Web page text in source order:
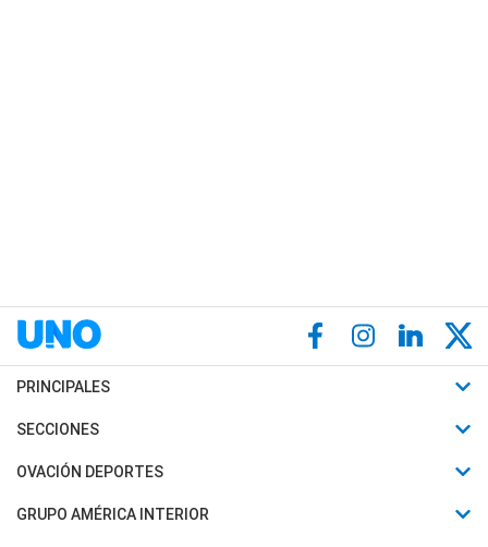
PRINCIPALES
Últimas Noticias
Política
SECCIONES
Horóscopo
Motores
OVACIÓN DEPORTES
Fútbol
GRUPO AMÉRICA INTERIOR